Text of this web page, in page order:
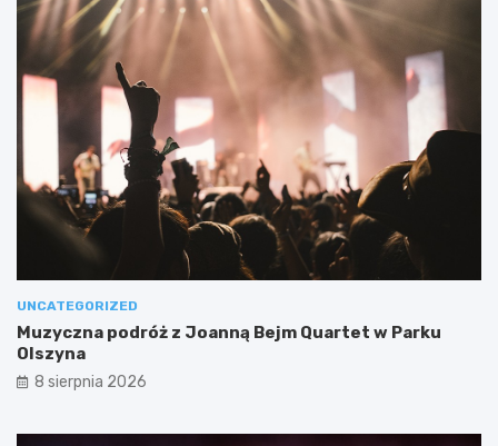
UNCATEGORIZED
Muzyczna podróż z Joanną Bejm Quartet w Parku
Olszyna
8 sierpnia 2026